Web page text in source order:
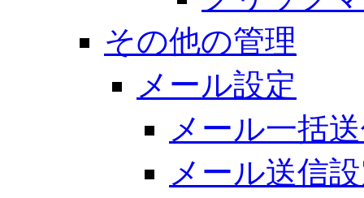
その他の管理
メール設定
メール一括
メール送信